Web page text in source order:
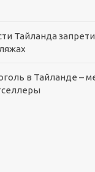
Тайланда
в Тайланде –